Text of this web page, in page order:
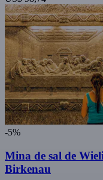
-5%
Mina de sal de
Birkenau